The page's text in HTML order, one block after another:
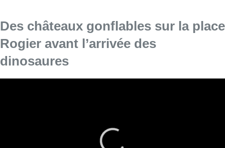
Des châteaux gonflables sur la place
Rogier avant l’arrivée des
dinosaures
grands peuvent sauter, grimper et éviter les obstacles du
parcours de châteaux gonflables Bouncy Games, installé